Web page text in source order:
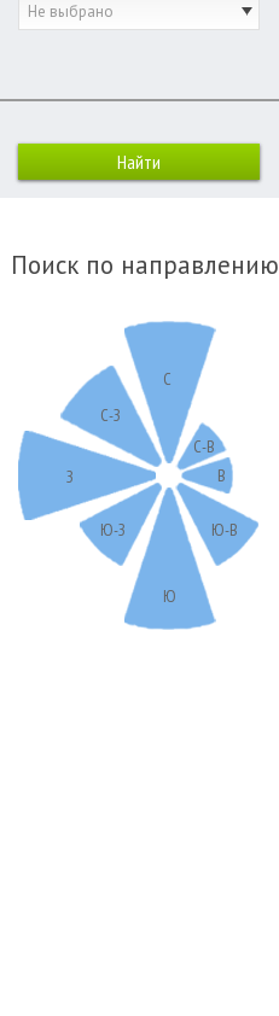
Не выбрано
Поиск по направлению
С
С-В
В
Ю-В
Ю
Ю-З
З
С-З